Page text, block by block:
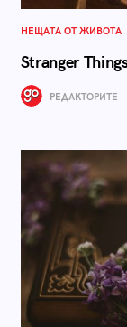
НЕЩАТА ОТ ЖИВОТА
Stranger
РЕДАКТОРИТЕ